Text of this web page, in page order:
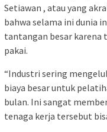
Setiawan , atau yang
bahwa selama ini dunia
tantangan besar karena
pakai.
“Industri sering
biaya besar untuk
bulan. Ini sangat
tenaga kerja tersebut